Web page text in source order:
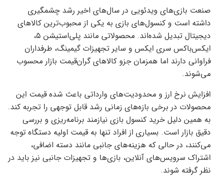
صنعت بازی‌های ویدئویی در سال‌های اخیر رشد چشمگیری
داشته است و کنسول‌های بازی به یکی از محبوب‌ترین کالاهای
دیجیتال تبدیل شده‌اند. محصولاتی مانند پلی‌استیشن ۵،
ایکس‌باکس سری ایکس و سایر تجهیزات گیمینگ، طرفداران
فراوانی دارند اما همزمان جزو کالاهای گران‌قیمت بازار محسوب
می‌شوند.
افزایش نرخ ارز و محدودیت‌های وارداتی باعث شده قیمت این
محصولات در برخی بازه‌های زمانی رشد قابل توجهی را تجربه کند.
به همین دلیل خرید کنسول بازی نیازمند برنامه‌ریزی و بررسی
دقیق بازار است. بسیاری از افراد تنها به قیمت اولیه دستگاه توجه
می‌کنند، در حالی که هزینه‌های جانبی مانند دسته اضافی،
اشتراک سرویس‌های آنلاین، بازی‌ها و تجهیزات جانبی نیز باید در
نظر گرفته شوند.